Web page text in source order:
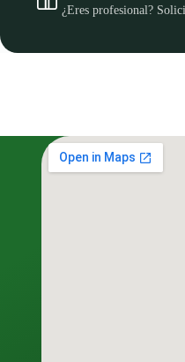
¿Eres profesional?